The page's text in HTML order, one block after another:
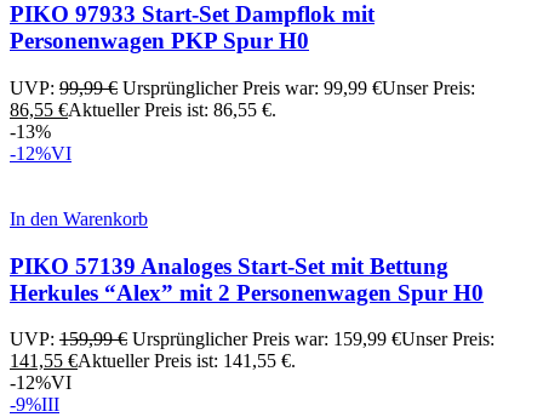
PIKO 97933 Start-Set Dampflok mit
Personenwagen PKP Spur H0
UVP: 99,99€ Ursprünglicher Preis war: 99,99 €Unser Preis:
86,55 €Aktueller Preis ist: 86,55 €.
-13%
-12%VI
In den Warenkorb
PIKO 57139 Analoges Start-Set mit Bettung
Herkules “Alex” mit 2 Personenwagen Spur H0
UVP: 159,99€ Ursprünglicher Preis war: 159,99 €Unser Preis:
141,55 €Aktueller Preis ist: 141,55 €.
-12%VI
-9%III